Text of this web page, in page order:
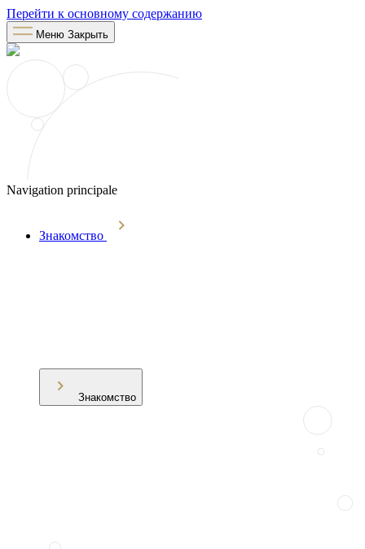
Перейти к основному содержанию
Меню Закрыть
Navigation principale
Знакомство
Знакомство